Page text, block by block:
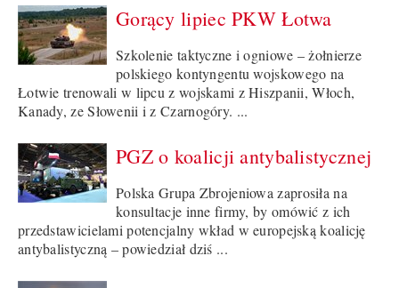
Gorący lipiec PKW Łotwa
Szkolenie taktyczne i ogniowe – żołnierze
polskiego kontyngentu wojskowego na
Łotwie trenowali w lipcu z wojskami z Hiszpanii, Włoch,
Kanady, ze Słowenii i z Czarnogóry. ...
PGZ o koalicji antybalistycznej
Polska Grupa Zbrojeniowa zaprosiła na
konsultacje inne firmy, by omówić z ich
przedstawicielami potencjalny wkład w europejską koalicję
antybalistyczną – powiedział dziś ...